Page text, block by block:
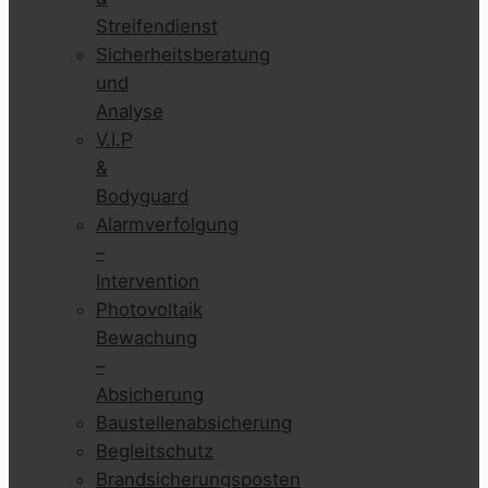
Streifendienst
Sicherheitsberatung
und
Analyse
V.I.P
&
Bodyguard
Alarmverfolgung
–
Intervention
Photovoltaik
Bewachung
–
Absicherung
Baustellenabsicherung
Begleitschutz
Brandsicherungsposten